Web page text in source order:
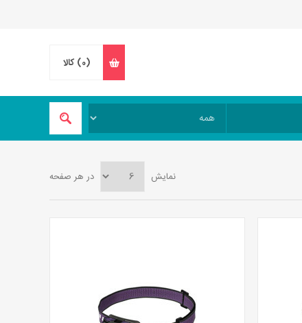
(0) کالا
نمایش در هر صفحه